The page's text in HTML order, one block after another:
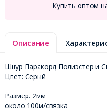
Купить оптом
Описание
Шнур Паракорд Полиэстер и
Цвет: Серый
Размер: 2мм
около 100м/связка